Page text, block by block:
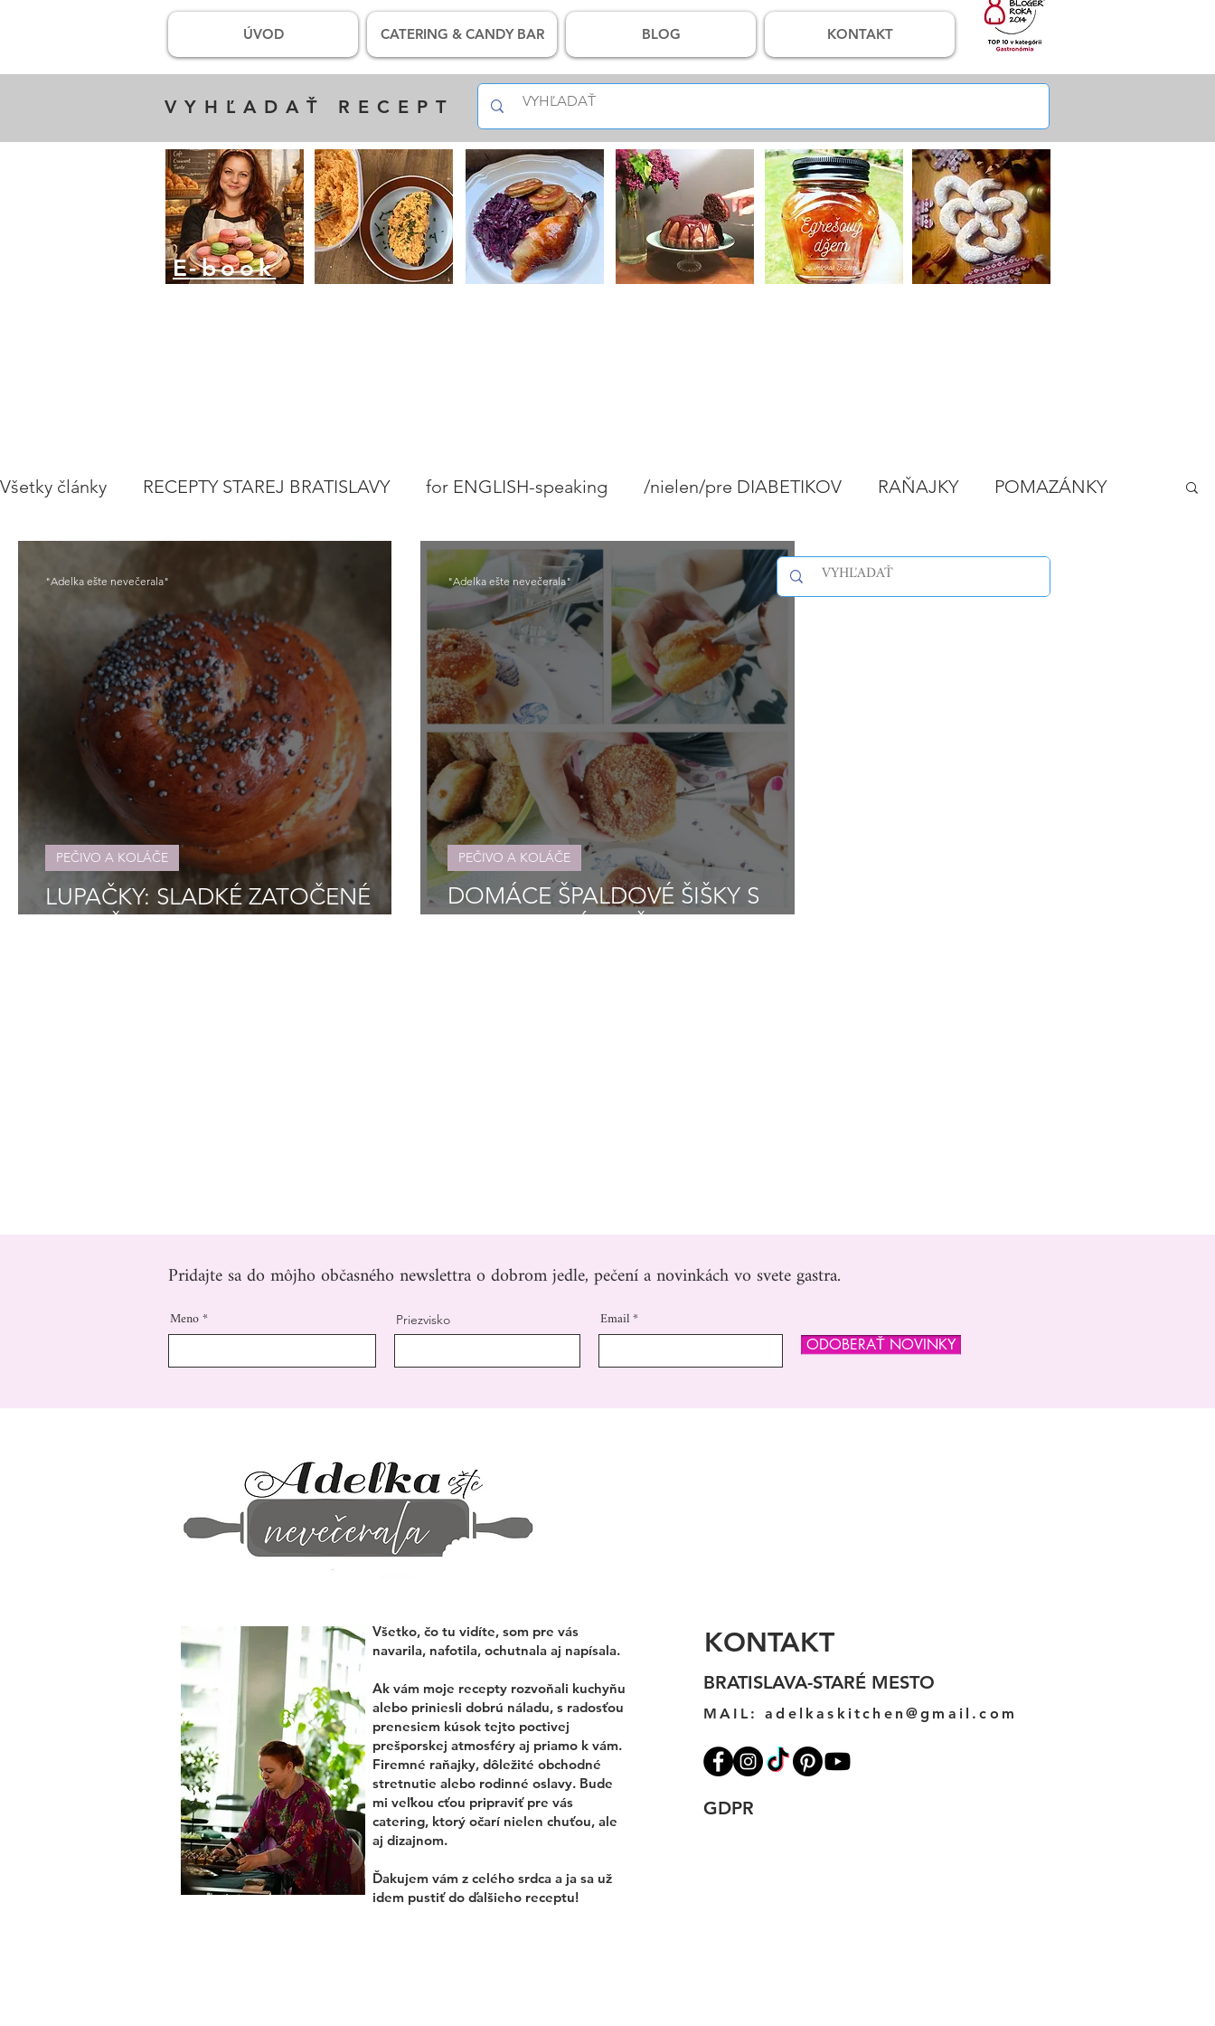
ÚVOD CATERING & CANDY BAR BLOG KONTAKT
VYHĽADAŤ RECEPT
E-book
Všetky články RECEPTY STAREJ BRATISLAVY for ENGLISH-speaking /nielen/pre DIABETIKOV RAŇAJKY POMAZÁNKY
PEČIVO A KOLÁČE MÄSO/RYBY/MORSKÉ PLODY VEČERA - RÝCHLO A LACNO
ZAVÁRAME VIANOCE A SVIATKY CESTOVANIE DOMÁCNOSŤ Tipy "Ako...?"
LUPAČKY: SLADKÉ ZATOČENÉ
PEČIVO A KOLÁČE
"Adelka ešte nevečerala"
DOMÁCE ŠPALDOVÉ ŠIŠKY S
PEČIVO A KOLÁČE
"Adelka ešte nevečerala"
Pridajte sa do môjho občasného newslettra o dobrom jedle, pečení a novinkách vo svete gastra.
Meno Priezvisko Email
ODOBERAŤ NOVINKY
Všetko, čo tu vidíte, som pre vás
navarila, nafotila, ochutnala aj napísala.
Ak vám moje recepty rozvoňali kuchyňu
alebo priniesli dobrú náladu, s radosťou
prenesiem kúsok tejto poctivej
prešporskej atmosféry aj priamo k vám.
Firemné raňajky, dôležité obchodné
stretnutie alebo rodinné oslavy. Bude
mi veľkou cťou pripraviť pre vás
catering, ktorý očarí nielen chuťou, ale
aj dizajnom.
Ďakujem vám z celého srdca a ja sa už
idem pustiť do ďalšieho receptu!
KONTAKT
BRATISLAVA-STARÉ MESTO
MAIL: adelkaskitchen@gmail.com
GDPR